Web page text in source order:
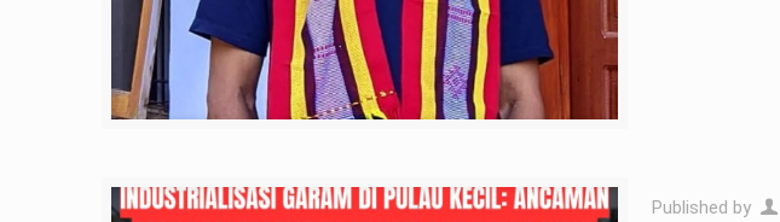
Published by